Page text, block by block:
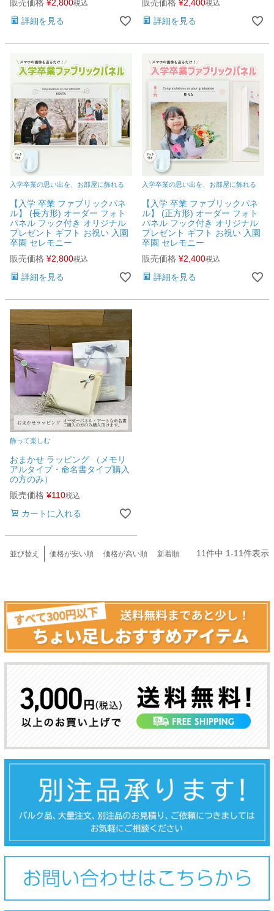
販売価格 ¥2,800税込
詳細を見る
販売価格 ¥2,400税込
詳細を見る
入学卒業の思い出を、お部屋に飾れる
【入学 卒業 ファブリックパネ
ル】 (長方形) オーダー フォト
パネル フック付き オリジナル
プレゼント ギフト お祝い 入園
卒園 セレモニー
販売価格 ¥2,800税込
詳細を見る
入学卒業の思い出を、お部屋に飾れる
【入学 卒業 ファブリックパネ
ル】 (正方形) オーダー フォト
パネル フック付き オリジナル
プレゼント ギフト お祝い 入園
卒園 セレモニー
販売価格 ¥2,400税込
詳細を見る
飾って楽しむ
おまかせ ラッピング （メモリ
アルタイプ・命名書タイプ購入
の方のみ）
販売価格 ¥110税込
カートに入れる
並び替え 価格が安い順 価格が高い順 新着順 11件中 1-11件表示